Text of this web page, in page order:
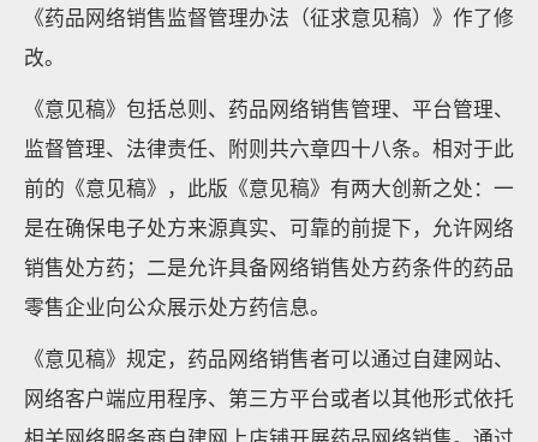
《药品网络销售监督管理办法（征求意见稿）》作了修
改。
《意见稿》包括总则、药品网络销售管理、平台管理、
监督管理、法律责任、附则共六章四十八条。相对于此
前的《意见稿》，此版《意见稿》有两大创新之处：一
是在确保电子处方来源真实、可靠的前提下，允许网络
销售处方药；二是允许具备网络销售处方药条件的药品
零售企业向公众展示处方药信息。
《意见稿》规定，药品网络销售者可以通过自建网站、
网络客户端应用程序、第三方平台或者以其他形式依托